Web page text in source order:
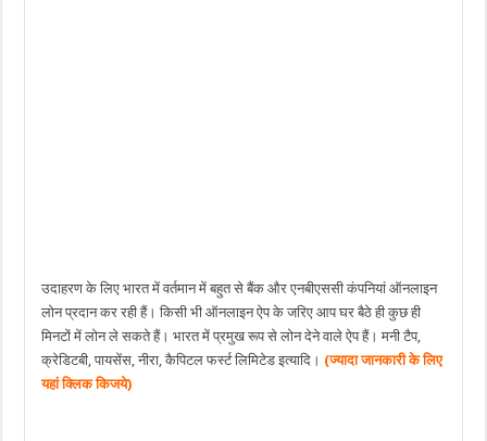
उदाहरण के लिए भारत में वर्तमान में बहुत से बैंक और एनबीएससी कंपनियां ऑनलाइन
लोन प्रदान कर रही हैं। किसी भी ऑनलाइन ऐप के जरिए आप घर बैठे ही कुछ ही
मिनटों में लोन ले सकते हैं। भारत में प्रमुख रूप से लोन देने वाले ऐप हैं। मनी टैप,
क्रेडिटबी, पायसेंस, नीरा, कैपिटल फर्स्ट लिमिटेड इत्यादि। (ज्यादा जानकारी के लिए
यहां क्लिक किजये)